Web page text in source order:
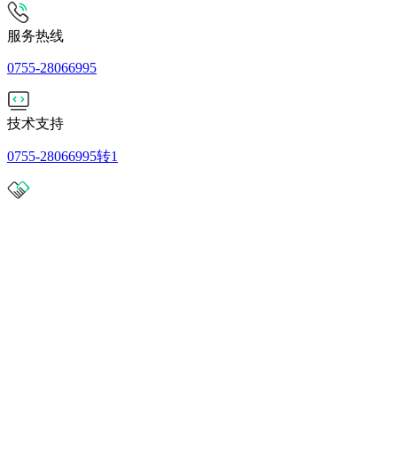
服务热线
0755-28066995
技术支持
0755-28066995转1